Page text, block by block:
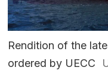
Rendition of the
ordered by UECC